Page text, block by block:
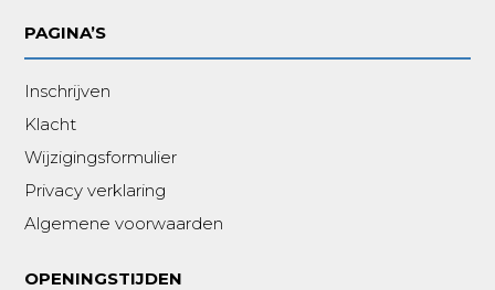
PAGINA’S
Inschrijven
Klacht
Wijzigingsformulier
Privacy verklaring
Algemene voorwaarden
OPENINGSTIJDEN